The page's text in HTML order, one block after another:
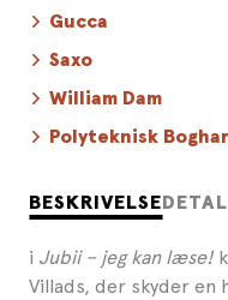
BESKRIVELSE
i Jubii – jeg kan læse!
Villads, der skyder en
Gucca
Saxo
William Dam
Polyteknisk